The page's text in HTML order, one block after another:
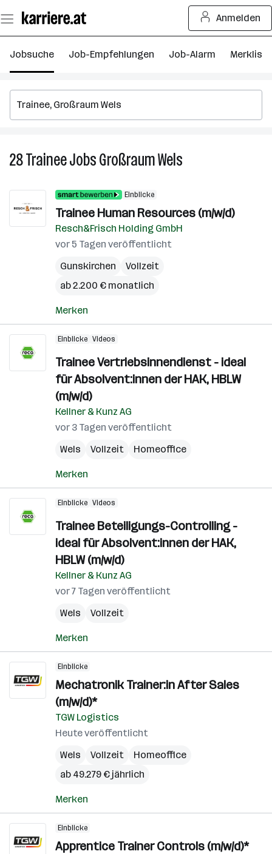
Seiteninhalt
springen
Anmelden
Jobsuche Job-Empfehlungen Job-Alarm Merkliste
28TraineeJobsGroßraum Wels
Großraum
Einblicke
Trainee Human Resources (m/w/d)
Resch&Frisch Holding GmbH
vor 5 Tagen veröffentlicht
Gunskirchen
Vollzeit
ab 2.200 € monatlich
Merken
Einblicke Videos
Trainee Vertriebsinnendienst - ideal
für Absolvent:innen der HAK, HBLW
(m/w/d)
Kellner & Kunz AG
vor 3 Tagen veröffentlicht
Wels
Vollzeit Homeoffice
Merken
Einblicke Videos
Trainee Beteiligungs-Controlling -
ideal für Absolvent:innen der HAK,
HBLW (m/w/d)
Kellner & Kunz AG
vor 7 Tagen veröffentlicht
Wels
Vollzeit
Merken
Einblicke
Mechatronik Trainer:in After Sales
(m/w/d)*
TGW Logistics
Heute veröffentlicht
Wels
Vollzeit
Homeoffice
ab 49.279 € jährlich
Merken
Einblicke
Apprentice Trainer Controls (m/w/d)*